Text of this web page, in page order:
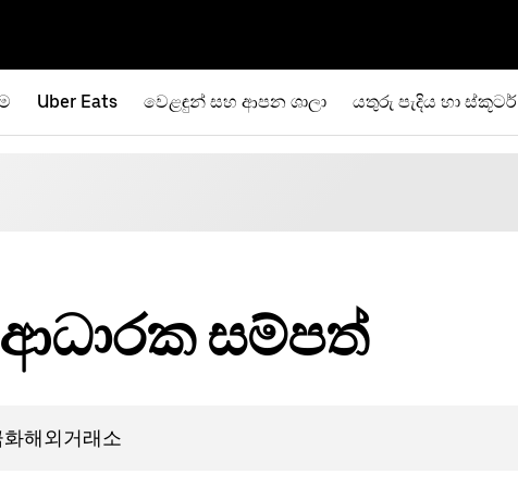
Uber Eats වෙළඳුන් සහ ආපන ශාලා යතුරු පැදිය හා ස්කූටර්
ආධාරක සම්පත්